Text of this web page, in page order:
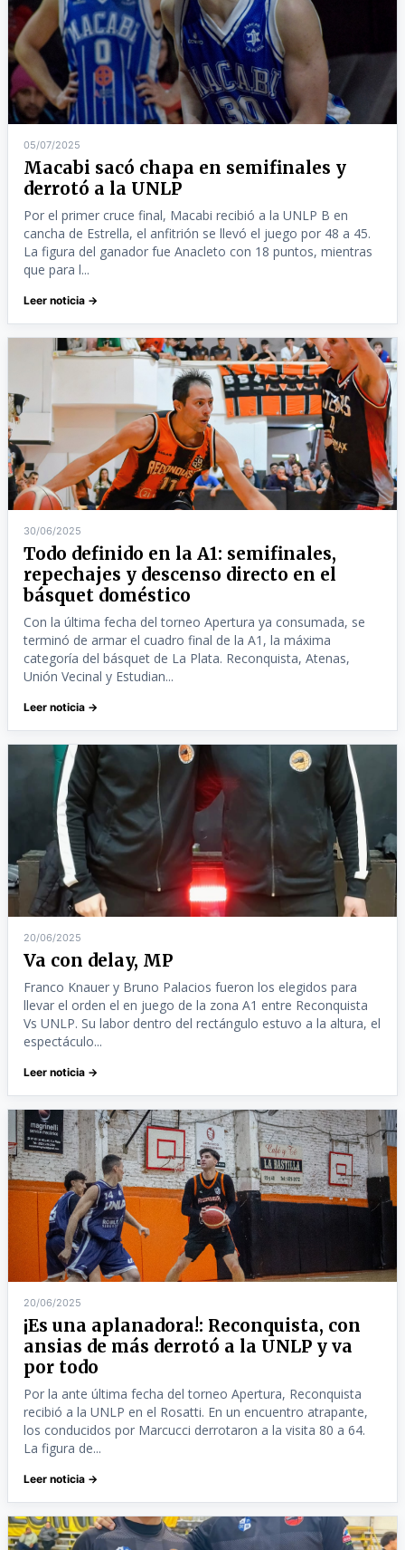
05/07/2025
Macabi sacó chapa en semifinales y
derrotó a la UNLP
Por el primer cruce final, Macabi recibió a la UNLP B en
cancha de Estrella, el anfitrión se llevó el juego por 48 a 45.
La figura del ganador fue Anacleto con 18 puntos, mientras
que para l...
Leer noticia →
30/06/2025
Todo definido en la A1: semifinales,
repechajes y descenso directo en el
básquet doméstico
Con la última fecha del torneo Apertura ya consumada, se
terminó de armar el cuadro final de la A1, la máxima
categoría del básquet de La Plata. Reconquista, Atenas,
Unión Vecinal y Estudian...
Leer noticia →
20/06/2025
Va con delay, MP
Franco Knauer y Bruno Palacios fueron los elegidos para
llevar el orden el en juego de la zona A1 entre Reconquista
Vs UNLP. Su labor dentro del rectángulo estuvo a la altura, el
espectáculo...
Leer noticia →
20/06/2025
¡Es una aplanadora!: Reconquista, con
ansias de más derrotó a la UNLP y va
por todo
Por la ante última fecha del torneo Apertura, Reconquista
recibió a la UNLP en el Rosatti. En un encuentro atrapante,
los conducidos por Marcucci derrotaron a la visita 80 a 64.
La figura de...
Leer noticia →